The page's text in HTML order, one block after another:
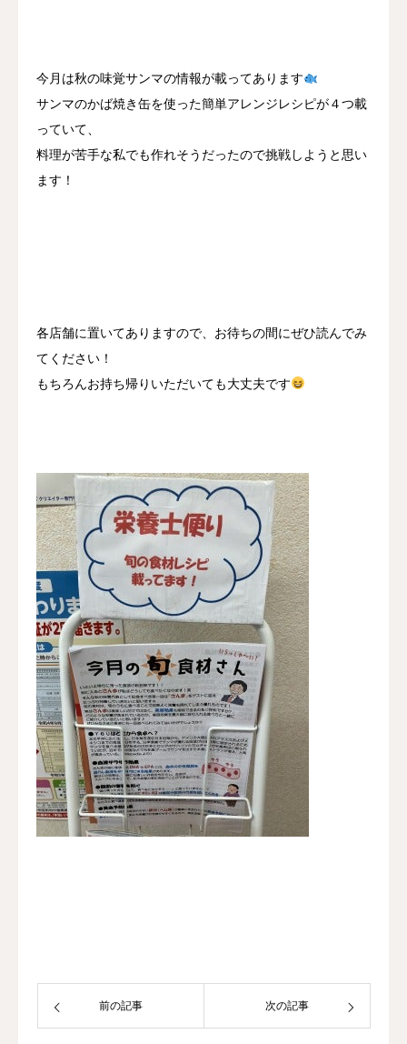
今月は秋の味覚サンマの情報が載ってあります
サンマのかば焼き缶を使った簡単アレンジレシピが４つ載
っていて、
料理が苦手な私でも作れそうだったので挑戦しようと思い
ます！
各店舗に置いてありますので、お待ちの間にぜひ読んでみ
てください！
もちろんお持ち帰りいただいても大丈夫です
前の記事 次の記事